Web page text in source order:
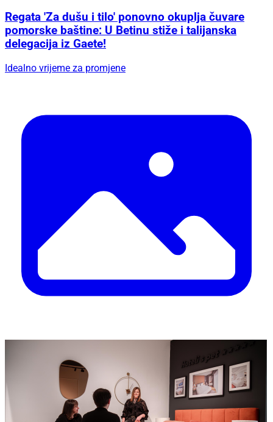
Regata 'Za dušu i tilo' ponovno okuplja čuvare
pomorske baštine: U Betinu stiže i talijanska
delegacija iz Gaete!
Idealno vrijeme za promjene